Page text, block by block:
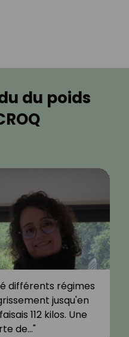
du poids
différents régimes
jusqu'en
112 kilos. Une
de…"